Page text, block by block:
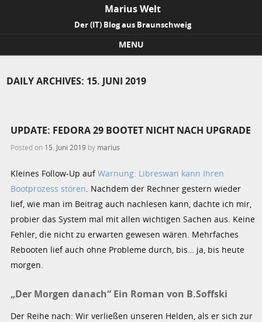
Marius Welt
Der (IT) Blog aus Braunschweig
MENU
DAILY ARCHIVES: 15. JUNI 2019
UPDATE: FEDORA 29 BOOTET NICHT NACH UPGRADE
Posted on 15. Juni 2019 by marius
Kleines Follow-Up aufWarnung: Libreswan kann Ihren
Bootprozess stören. Nachdem der Rechner gestern wieder
lief, wie man im Beitrag auch nachlesen kann, dachte ich mir,
probier das System mal mit allen wichtigen Sachen aus. Keine
Fehler, die nicht zu erwarten gewesen wären. Mehrfaches
Rebooten lief auch ohne Probleme durch, bis… ja, bis heute
morgen.
„Der Morgen danach“ Ein Roman von B.Soffski
Der Reihe nach: Wir verließen unseren Helden, als er sich zur